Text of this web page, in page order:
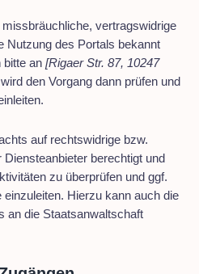
vertragswidrige
Nutzung des Portals bekannt
bitte an [Rigaer Str. 87, 10247
den Vorgang dann prüfen und
auf rechtswidrige bzw.
berechtigt und
zu überprüfen und ggf.
Hierzu kann auch die
an die Staatsanwaltschaft